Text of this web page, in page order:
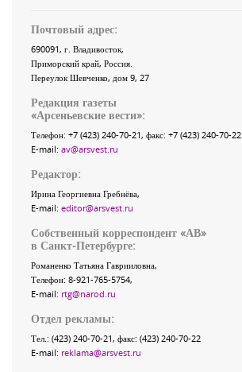
Почтовый адрес:
690091, г. Владивосток,
Приморский край, Россия
Переулок Шевченко, дом 9, 27
Редакция газеты
«Арсеньевские вести»:
Телефон: +7 (423) 240-70-21, факс: +7 (423) 240-70-22
E-mail: av@arsvest.ru
Редактор:
Ирина Георгиевна Гребнёва,
E-mail: editor@arsvest.ru
Собственный корреспондент «АВ»
в Санкт-Петербурге:
Романенко Татьяна Гаврииловна,
Телефон: 8-921-765-5754,
E-mail: rtg@narod.ru
Отдел рекламы:
Тел.: (423) 240-70-21, факс: (423) 240-70-22
E-mail: reklama@arsvest.ru